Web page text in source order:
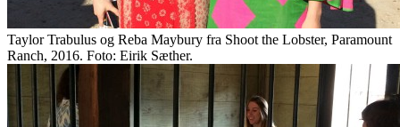
Taylor Trabulus og Reba Maybury fra Shoot the Lobster, Paramount
Ranch, 2016. Foto: Eirik Sæther.